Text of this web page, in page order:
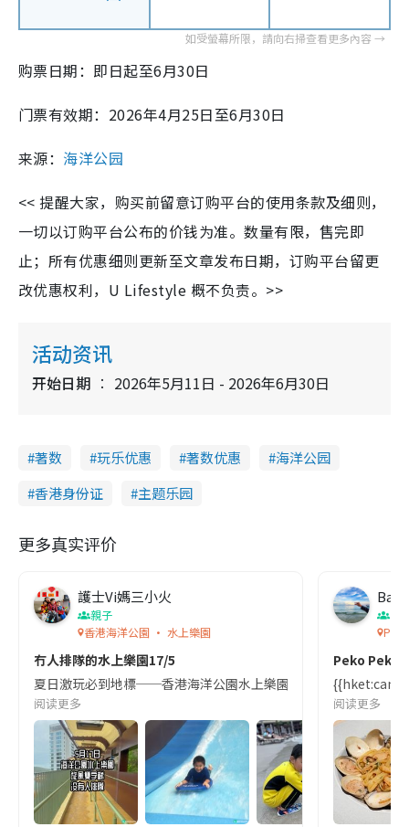
购票日期：即日起至6月30日
门票有效期：2026年4月25日至6月30日
来源： 海洋公园
<< 提醒大家，购买前留意订购平台的使用条款及细则，
一切以订购平台公布的价钱为准。数量有限，售完即
止；所有优惠细则更新至文章发布日期，订购平台留更
改优惠权利，U Lifestyle 概不负责。>>
活动资讯
开始日期 2026年5月11日 - 2026年6月30日
著数 玩乐优惠 著数优惠
海洋公园
香港身份证
主题乐园
更多真实评价
護士Vi媽三小火
親子
香港海洋公園 ‧ 水上樂園
冇人排隊的水上樂園17/5
夏日激玩必到地標──香港海洋公園水上樂園絕對係親子消暑首選
阅读更多
Peko Peko
阅读更多